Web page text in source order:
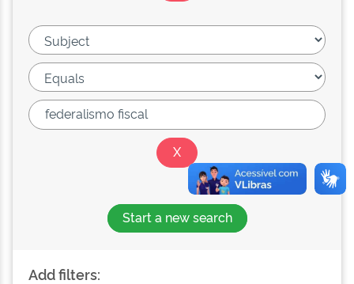
Start a new search
Add filters: